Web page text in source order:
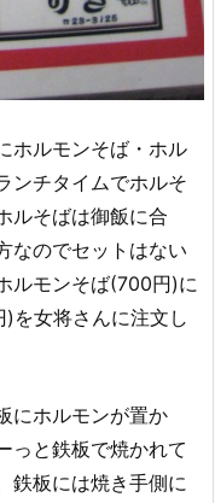
ホルモンそば・ホル
ンチタイムでホルそ
ルそばは御飯に合
なのでセットはない
ルモンそば(700円)に
を女将さんに注文し
にホルモンが置か
っと鉄板で焼かれて
鉄板には焼き手側に